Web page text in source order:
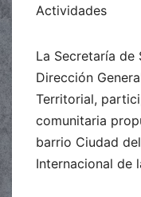
Actividades
La Secretaría de
Dirección
Territorial,
comunitaria
barrio Ciudad
Internacional de